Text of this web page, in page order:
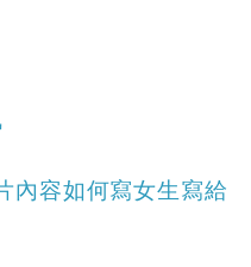
內容如何寫女生寫給